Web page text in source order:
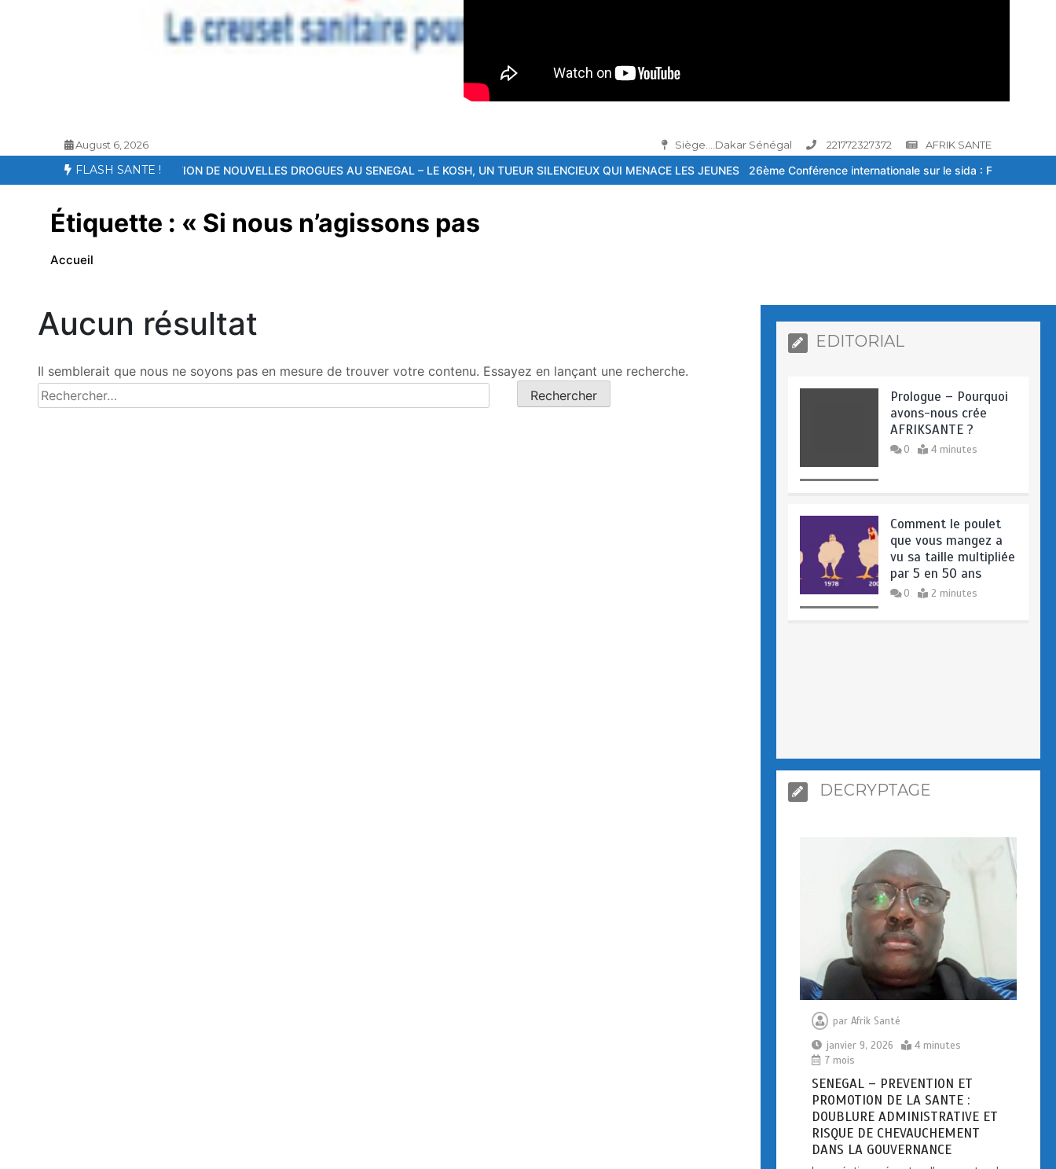
August 6, 2026 Siège....Dakar Sénégal 221772327372 AFRIK SANTE
FLASH SANTE !
APPARITION DE NOUVELLES DROGUES AU SENEGAL – LE KOSH, UN TUEUR SILENCIEUX QUI MENACE LES JEUNES 26ème Conférence internationale sur le sida : Face à la baisse des financements,
Étiquette : « Si nous n’agissons pas
Accueil
Aucun résultat
Il semblerait que nous ne soyons pas en mesure de trouver votre contenu. Essayez en lançant une recherche.
EDITORIAL
Prologue – Pourquoi
avons-nous crée
AFRIKSANTE ?
0 4 minutes
Comment le poulet
que vous mangez a
vu sa taille multipliée
par 5 en 50 ans
0 2 minutes
DECRYPTAGE
par Afrik Santé
janvier 9, 2026
4 minutes
7 mois
SENEGAL – PREVENTION ET
PROMOTION DE LA SANTE :
DOUBLURE ADMINISTRATIVE ET
RISQUE DE CHEVAUCHEMENT
DANS LA GOUVERNANCE